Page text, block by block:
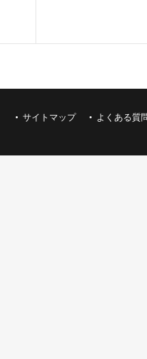
サイトマップ よくある質